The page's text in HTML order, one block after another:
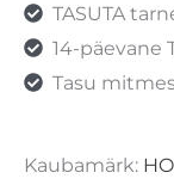
TASUTA
14-päevane
Tasu
Kaubamärk: